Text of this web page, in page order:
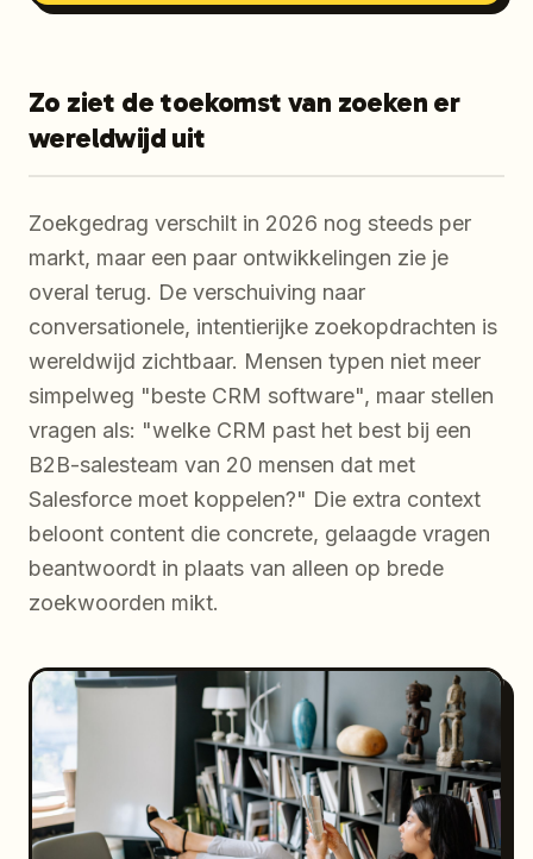
Zo ziet de toekomst van zoeken er
wereldwijd uit
Zoekgedrag verschilt in 2026 nog steeds per
markt, maar een paar ontwikkelingen zie je
overal terug. De verschuiving naar
conversationele, intentierijke zoekopdrachten is
wereldwijd zichtbaar. Mensen typen niet meer
simpelweg "beste CRM software", maar stellen
vragen als: "welke CRM past het best bij een
B2B-salesteam van 20 mensen dat met
Salesforce moet koppelen?" Die extra context
beloont content die concrete, gelaagde vragen
beantwoordt in plaats van alleen op brede
zoekwoorden mikt.